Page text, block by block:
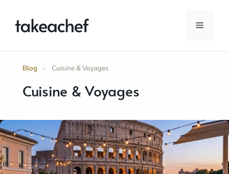
contenu
Menu
Blog » Cuisine & Voyages
Cuisine & Voyages